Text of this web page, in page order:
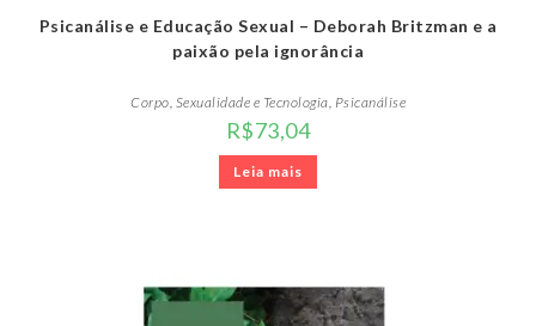
Psicanálise e Educação Sexual – Deborah Britzman e a
paixão pela ignorância
Corpo, Sexualidade e Tecnologia, Psicanálise
R$73,04
Leia mais